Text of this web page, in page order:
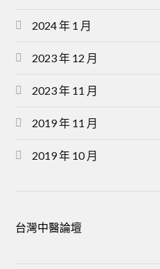
2024 年 1 月
2023 年 12 月
2023 年 11 月
2019 年 11 月
2019 年 10 月
台灣中醫論壇